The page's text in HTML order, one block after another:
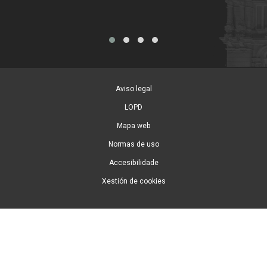
Aviso legal
LOPD
Mapa web
Normas de uso
Accesibilidade
Xestión de cookies